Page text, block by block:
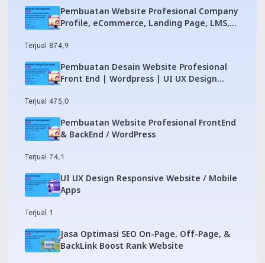
Pembuatan Website Profesional Company
Profile, eCommerce, Landing Page, LMS,
Terjual 874,9
Pembuatan Desain Website Profesional
Front End | Wordpress | UI UX Design
Terjual 475,0
Pembuatan Website Profesional FrontEnd
& BackEnd / WordPress
Terjual 74,1
UI UX Design Responsive Website / Mobile
Apps
Terjual 1
Jasa Optimasi SEO On-Page, Off-Page, &
BackLink Boost Rank Website